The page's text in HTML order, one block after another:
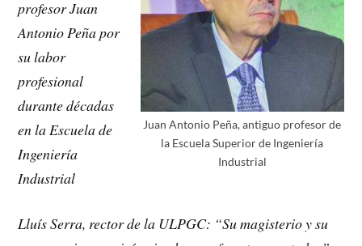
Juan Antonio Peña, antiguo profesor de
la Escuela Superior de Ingeniería
Industrial
profesor Juan
Antonio Peña por
su labor
profesional
durante décadas
en la Escuela de
Ingeniería
Industrial
Lluís Serra, rector de la ULPGC: “Su magisterio y su